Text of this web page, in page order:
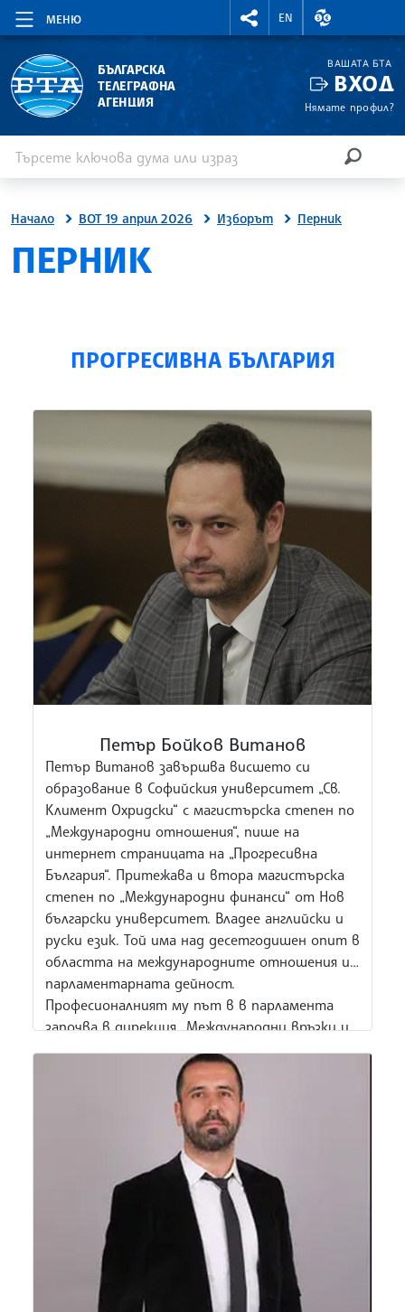
МЕНЮ
RIGHTMENU.SOCIAL
EN
ВАЛУТНИ
БЪЛГАРСКА
ТЕЛЕГРАФНА
АГЕНЦИЯ
ВАШАТА БТА
ВХОД
Нямате профил?
Начало ВОТ 19 април 2026 Изборът Перник
SITE.BTA
ПЕРНИК
ПРОГРЕСИВНА БЪЛГАРИЯ
Петър Бойков Витанов
Петър Витанов завършва висшето си
образование в Софийския университет „Св.
Климент Охридски“ с магистърска степен по
„Международни отношения“, пише на
интернет страницата на „Прогресивна
България“. Притежава и втора магистърска
степен по „Международни финанси“ от Нов
български университет. Владее английски и
руски език. Той има над десетгодишен опит в
областта на международните отношения и
парламентарната дейност.
Професионалният му път в в парламента
започва в дирекция „Международни връзки и
2017 г.). В периода 2017 – 2019 г. е народен
представител в 44-тото Народно събрание,
а от 2019 до 2024 г. е член на Европейския
парламент, където участва в изготвянето
на европейски политики и законодателство.